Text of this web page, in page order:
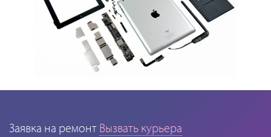
Заявка на ремонт Вызвать курьера